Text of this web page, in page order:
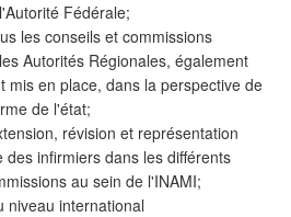
Fédérale;
et commissions
Autorités Régionales, également
mis en place, dans la perspective de
de l'état;
révision et représentation
des infirmiers dans les différents
au sein de l'INAMI;
international